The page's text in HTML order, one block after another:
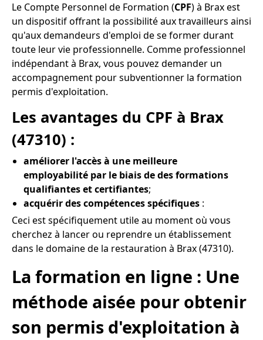
Le Compte Personnel de Formation (CPF) à Brax est
un dispositif offrant la possibilité aux travailleurs ainsi
qu'aux demandeurs d'emploi de se former durant
toute leur vie professionnelle. Comme professionnel
indépendant à Brax, vous pouvez demander un
accompagnement pour subventionner la formation
permis d'exploitation.
Les avantages du CPF à Brax
(47310) :
améliorer l'accès à une meilleure
employabilité par le biais de des formations
qualifiantes et certifiantes;
acquérir des compétences spécifiques :
Ceci est spécifiquement utile au moment où vous
cherchez à lancer ou reprendre un établissement
dans le domaine de la restauration à Brax (47310).
La formation en ligne : Une
méthode aisée pour obtenir
son permis d'exploitation à